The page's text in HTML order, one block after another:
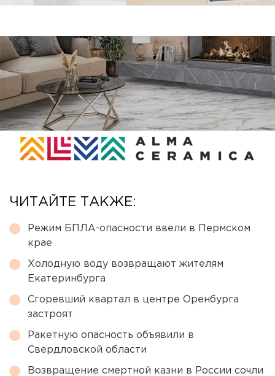
ЧИТАЙТЕ ТАКЖЕ:
Режим БПЛА-опасности ввели в Пермском
крае
Холодную воду возвращают жителям
Екатеринбурга
Сгоревший квартал в центре Оренбурга
застроят
Ракетную опасность объявили в
Свердловской области
Возвращение смертной казни в России сочли